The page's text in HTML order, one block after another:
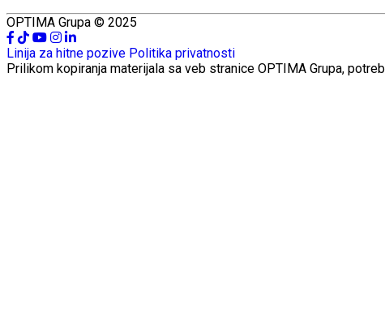
OPTIMA Grupa © 2025
Linija za hitne pozive Politika privatnosti
Prilikom kopiranja materijala sa veb stranice OPTIMA Grupa,